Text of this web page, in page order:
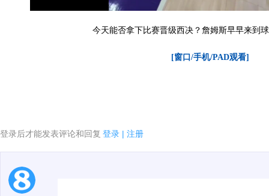
[4]当前系统环境不支持播放该视频
今天能否拿下比赛晋级西决？詹姆斯早早来到
[窗口/手机/PAD观看]
登录后才能发表评论和回复 登录 | 注册